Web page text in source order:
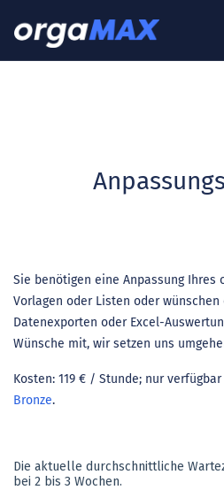
Sie benötigen eine Anpassung Ihres
Vorlagen oder Listen oder
Datenexporten oder Excel-
Wünsche mit, wir setzen uns
Kosten: 119 € / Stunde; nur
Bronze.